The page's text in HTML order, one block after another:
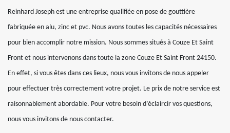
Reinhard Joseph est une entreprise qualifiée en pose de gouttière
fabriquée en alu, zinc et pvc. Nous avons toutes les capacités nécessaires
pour bien accomplir notre mission. Nous sommes situés à Couze Et Saint
Front et nous intervenons dans toute la zone Couze Et Saint Front 24150.
En effet, si vous êtes dans ces lieux, nous vous invitons de nous appeler
pour effectuer très correctement votre projet. Le prix de notre service est
raisonnablement abordable. Pour votre besoin d’éclaircir vos questions,
nous vous invitons de nous contacter.